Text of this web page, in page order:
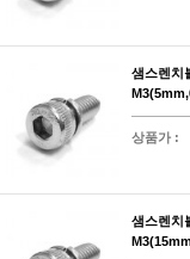
샘스렌치
상품가 :
샘스렌치